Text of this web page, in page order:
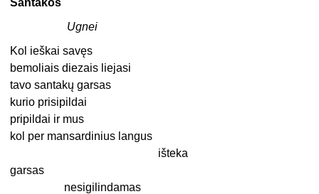
Ugnei
Kol ieškai savęs
bemoliais diezais liejasi
tavo santakų garsas
kurio prisipildai
pripildai ir mus
kol per mansardinius langus
išteka
garsas
nesigilindamas